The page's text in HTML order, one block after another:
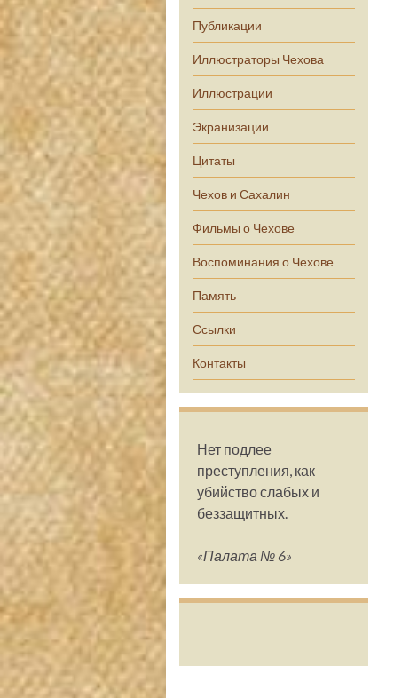
Публикации
Иллюстраторы Чехова
Иллюстрации
Экранизации
Цитаты
Чехов и Сахалин
Фильмы о Чехове
Воспоминания о Чехове
Память
Ссылки
Контакты
Нет подлее
преступления, как
убийство слабых и
беззащитных.
«Палата № 6»